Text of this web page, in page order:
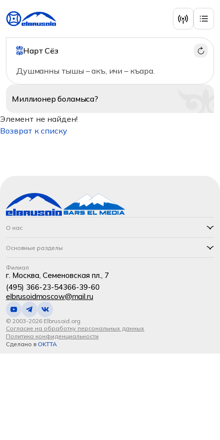
Нарт Сёз
Душманны тышы – акъ, ичи – къара.
Миллионерболамыса?
Элемент не найден!
Возврат к списку
О нас
Основные разделы
Филиал
г. Москва, Семеновская пл., 7
(495) 366-23-54366-39-60
elbrusoidmoscow@mail.ru
© 2003-2026 Elbrusoid.org
Согласие на обработку персональных данных
Политика конфиденциальности
Сделано в OKTTA